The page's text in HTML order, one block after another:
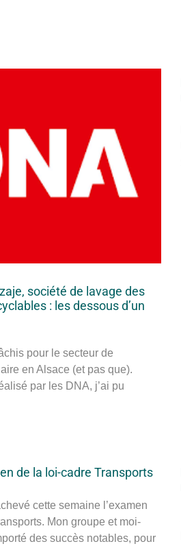
société de lavage des
: les dessous d’un
pour le secteur de
en Alsace (et pas que).
par les DNA, j’ai pu
de la loi-cadre Transports
cette semaine l’examen
Mon groupe et moi-
des succès notables, pour